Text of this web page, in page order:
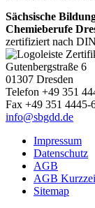
Sächsische
Chemieberufe
zertifiziert nach
Gutenbergstraße 6
01307 Dresden
Telefon +49 351
Fax +49 351 4445-
info@sbgdd.de
Impressum
Datenschutz
AGB
AGB
Sitemap